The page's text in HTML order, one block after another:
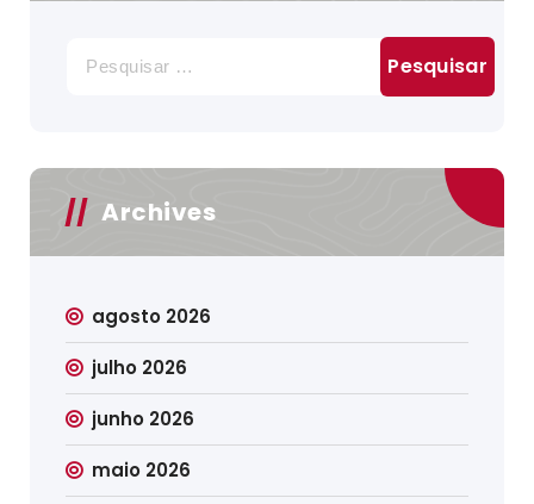
por:
Archives
agosto 2026
julho 2026
junho 2026
maio 2026